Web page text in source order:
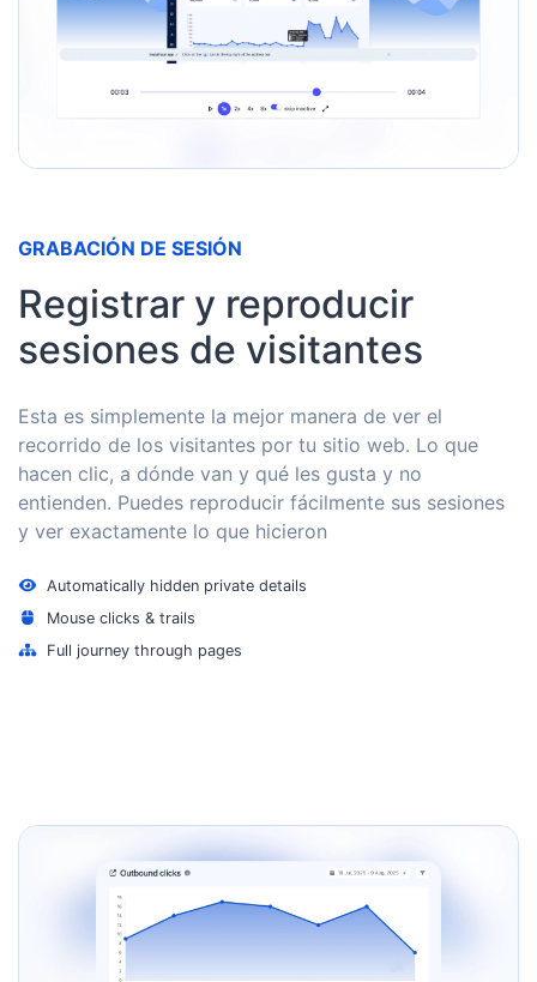
GRABACIÓN DE SESIÓN
Registrar y reproducir
sesiones de visitantes
Esta es simplemente la mejor manera de ver el
recorrido de los visitantes por tu sitio web. Lo que
hacen clic, a dónde van y qué les gusta y no
entienden. Puedes reproducir fácilmente sus sesiones
y ver exactamente lo que hicieron
Automatically hidden private details
Mouse clicks & trails
Full journey through pages